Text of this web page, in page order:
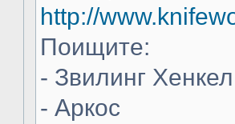
http://
Поищите:
- Звилинг
- Аркос